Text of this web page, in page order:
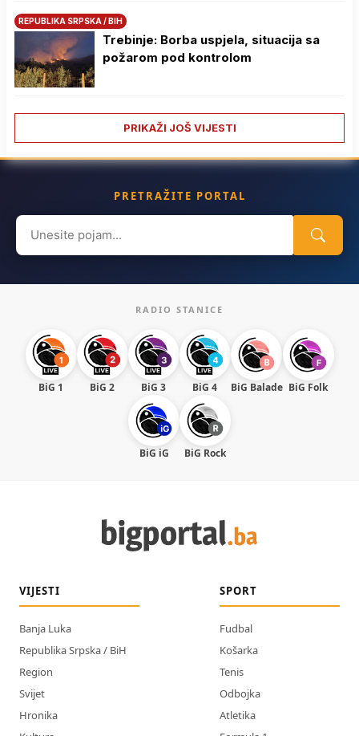
REPUBLIKA SRPSKA / BIH
Trebinje: Borba uspjela, situacija sa
požarom pod kontrolom
PRIKAŽI JOŠ VIJESTI
PRETRAŽITE PORTAL
Search
for:
RADIO STANICE
BiG 1 BiG 2 BiG 3 BiG 4 BiG Balade BiG Folk
BiG iG BiG Rock
VIJESTI
Banja Luka
Republika Srpska / BiH
Region
Svijet
Hronika
SPORT
Fudbal
Košarka
Tenis
Odbojka
Atletika